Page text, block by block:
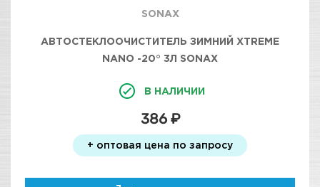
SONAX
АВТОСТЕКЛООЧИСТИТЕЛЬ ЗИМНИЙ XTREME
NANO -20° 3Л SONAX
В НАЛИЧИИ
386 ₽
+ оптовая цена по запросу